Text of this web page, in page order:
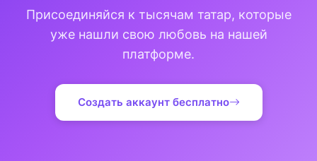
Присоединяйся к тысячам татар, которые
уже нашли свою любовь на нашей
платформе.
Создать аккаунт бесплатно